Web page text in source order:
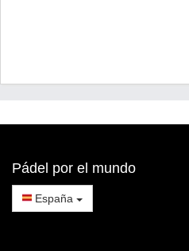
Pádel por el mundo
España